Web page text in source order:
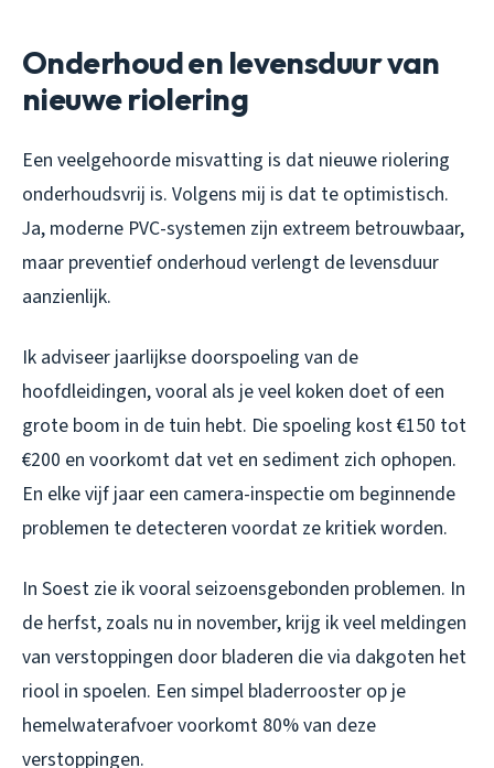
Onderhoud en levensduur van
nieuwe riolering
Een veelgehoorde misvatting is dat nieuwe riolering
onderhoudsvrij is. Volgens mij is dat te optimistisch.
Ja, moderne PVC-systemen zijn extreem betrouwbaar,
maar preventief onderhoud verlengt de levensduur
aanzienlijk.
Ik adviseer jaarlijkse doorspoeling van de
hoofdleidingen, vooral als je veel koken doet of een
grote boom in de tuin hebt. Die spoeling kost €150 tot
€200 en voorkomt dat vet en sediment zich ophopen.
En elke vijf jaar een camera-inspectie om beginnende
problemen te detecteren voordat ze kritiek worden.
In Soest zie ik vooral seizoensgebonden problemen. In
de herfst, zoals nu in november, krijg ik veel meldingen
van verstoppingen door bladeren die via dakgoten het
riool in spoelen. Een simpel bladerrooster op je
hemelwaterafvoer voorkomt 80% van deze
verstoppingen.